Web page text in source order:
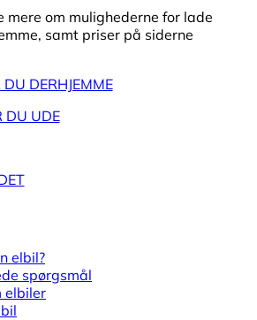
mere om mulighederne for lade
samt priser på siderne
DERHJEMME
DU UDE
elbil?
spørgsmål
elbiler